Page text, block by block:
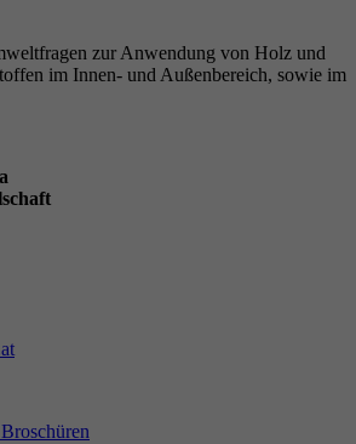
zur Anwendung von Holz und
im Innen- und Außenbereich, sowie im
Broschüren